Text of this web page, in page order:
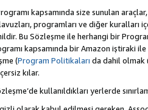
kapsamında size sunulan
programları ve diğer kuralları
Bu Sözleşme ile herhangi bir
kapsamında bir Amazon iştiraki
(Program Politikaları da dahil olmak
kılar.
kullanıldıkları yerlerde